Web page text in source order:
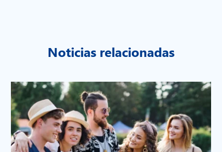
Noticias relacionadas